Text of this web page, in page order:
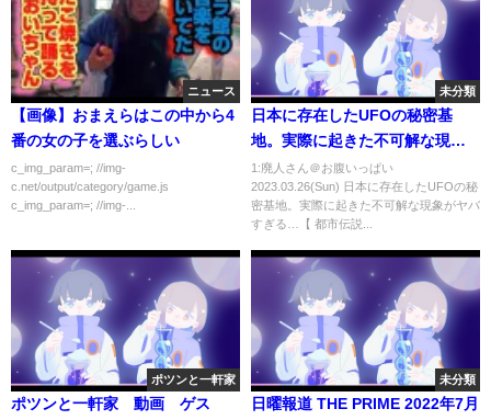
ニュース
【画像】おまえらはこの中から4
番の女の子を選ぶらしい
c_img_param=; //img-
c.net/output/category/game.js
c_img_param=; //img-...
未分類
日本に存在したUFOの秘密基
地。実際に起きた不可解な現象
がヤバすぎる…【 都市伝説 UFO
未確認飛行物体 秘密基地 千貫森
】
1:廃人さん＠お腹いっぱい
2023.03.26(Sun) 日本に存在したUFOの秘
密基地。実際に起きた不可解な現象がヤバ
すぎる…【 都市伝説...
ポツンと一軒家
ポツンと一軒家 動画 ゲス
未分類
日曜報道 THE PRIME 2022年7月